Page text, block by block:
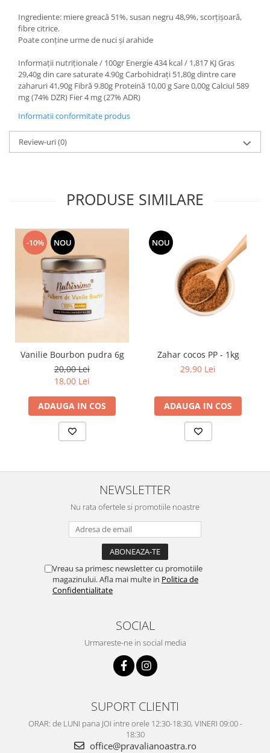
Ingrediente: miere greacă 51%, susan negru 48,9%, scorțișoară,
fibre citrice.
Poate conține urme de nuci și arahide
Informații nutriționale / 100gr Energie 434 kcal / 1,817 KJ Gras
29,40g din care saturate 4.90g Carbohidrați 51,80g dintre care
zaharuri 41,90g Fibră 9.80g Proteină 10,00 g Sare 0,00g Calciul 589
mg (74% DZR) Fier 4 mg (27% ADR)
Informatii conformitate produs
Review-uri(0)
PRODUSE SIMILARE
-10% NOU
Vanilie Bourbon pudra 6g
20,00 Lei
18,00 Lei
ADAUGA IN COS
NOU
Zahar cocos PP - 1kg
29,90 Lei
ADAUGA IN COS
NEWSLETTER
Nu rata ofertele si promotiile noastre
Vreau sa primesc newsletter cu promotiile
magazinului. Afla mai multe in Politica de
Confidentialitate
SOCIAL
Urmareste-ne in social media
SUPORT CLIENTI
ORAR: de LUNI pana JOI intre orele 12:30-18:30, VINERI 09:00 -
18:30
office@pravalianoastra.ro